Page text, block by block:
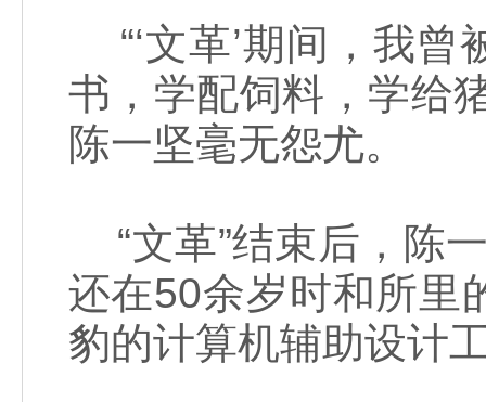
“‘文革’期间，我曾
书，学配饲料，学给
陈一坚毫无怨尤。
“文革”结束后，陈
还在50余岁时和所里
豹的计算机辅助设计